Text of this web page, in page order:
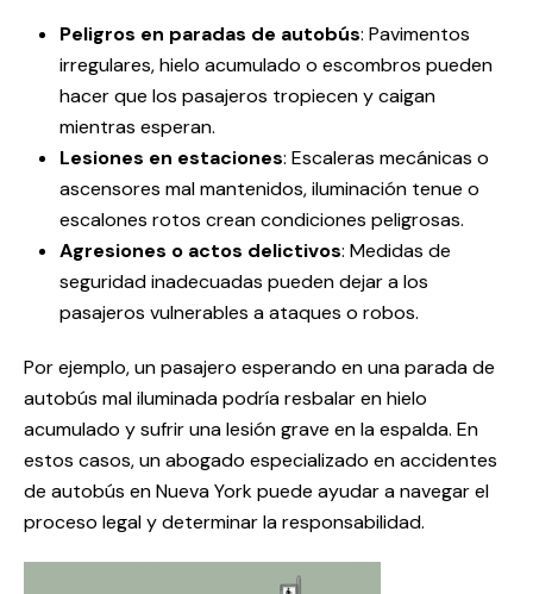
Peligros en paradas de autobús: Pavimentos
irregulares, hielo acumulado o escombros pueden
hacer que los pasajeros tropiecen y caigan
mientras esperan.
Lesiones en estaciones: Escaleras mecánicas o
ascensores mal mantenidos, iluminación tenue o
escalones rotos crean condiciones peligrosas.
Agresiones o actos delictivos: Medidas de
seguridad inadecuadas pueden dejar a los
pasajeros vulnerables a ataques o robos.
Por ejemplo, un pasajero esperando en una parada de
autobús mal iluminada podría resbalar en hielo
acumulado y sufrir una lesión grave en la espalda. En
estos casos, un abogado especializado en accidentes
de autobús en Nueva York puede ayudar a navegar el
proceso legal y determinar la responsabilidad.